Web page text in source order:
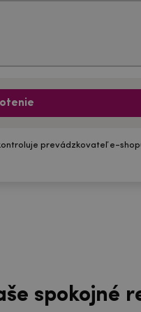
prevádzkovateľ e-
spokojné